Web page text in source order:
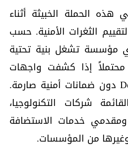
الحملة الخبيثة أثناء
الثغرات الأمنية. حسب
مؤسسة تشغل بنية تحتية
إذا كشفت واجهات
برمجة تطبيقات Docker دون ضمانات أمنية صارمة.
شركات التكنولوجيا،
ومقدمي خدمات الاستضافة
من المؤسسات.